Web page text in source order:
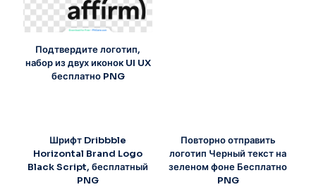
Подтвердите логотип,
набор из двух иконок UI UX
бесплатно PNG
Шрифт Dribbble
Horizontal Brand Logo
Black Script, бесплатный
PNG
Повторно отправить
логотип Черный текст на
зеленом фоне Бесплатно
PNG